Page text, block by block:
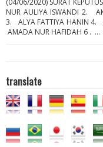
(04/06/2020) SURAT
NUR AULIYA ISWANDI 2.
3. ALYA FATTIYA HANIN 4.
AMADA NUR HAFIDAH 6 . ...
translate